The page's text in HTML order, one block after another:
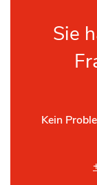
Sie
Kein